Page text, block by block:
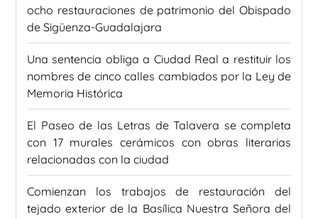
ocho restauraciones de patrimonio del Obispado
de Sigüenza-Guadalajara
Una sentencia obliga a Ciudad Real a restituir los
nombres de cinco calles cambiados por la Ley de
Memoria Histórica
El Paseo de las Letras de Talavera se completa
con 17 murales cerámicos con obras literarias
relacionadas con la ciudad
Comienzan los trabajos de restauración del
tejado exterior de la Basílica Nuestra Señora del